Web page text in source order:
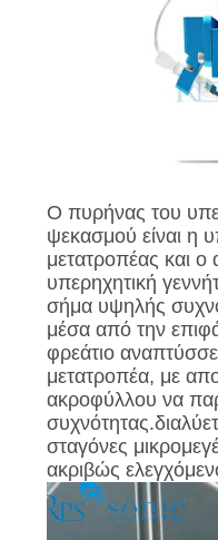
Ο πυρήνας του
ψεκασμού είναι η
μετατροπέας και ο
υπερηχητική
σήμα υψηλής
μέσα από την
φρεάτιο
μετατροπέα, με
ακροφύλλου να
σταγόνες
ακριβώς